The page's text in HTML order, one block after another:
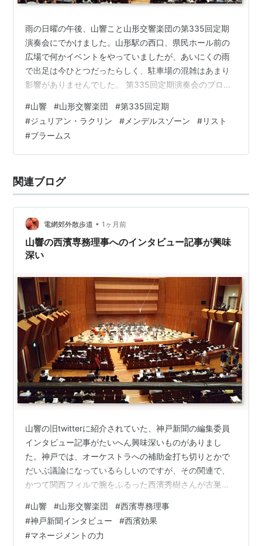
雨の日曜の午後、山響こと山形交響楽団の第335回定期
演奏会にでかけました。山形駅の西口、県民ホール前の
広場で何かイベントをやっていましたが、あいにくの雨
で出足は今ひとつだったらしく、駐車場の混雑はあまり
影響がありませんでした。 第335回定期演奏会のプログ
リン協奏曲 ホ短調 作品64リスト：19のハンガリー狂詩
曲 第２番（管弦楽版）ブラームス：交響曲 第２番 ニ長
調 作品73 指揮・ヴァイオリン：ジュリアン・ラクリン、
演奏：山形交響楽団 というものです。今回の演奏会は、
就任記念と銘打ったもの…
#山響 #山形交響楽団 #第335回定期
#ジュリアン・ラクリン #メンデルスゾーン #リスト
#ブラームス
関連ブログ
電網郊外散歩道 • 1ヶ月前
山響の西濱専務理事へのインタビュー記事が興味
深い
山響の旧twitterに紹介されていた、神戸新聞の編集委員
インタビュー記事がたいへん興味深いものがありまし
た。神戸では、オーケストラへの補助金打ち切りとかで
だいぶ議論になっているらしいのですが、その関連で、
かつて関西フィルで腕をふるった西濱秀樹さんが古巣を
響の専務理事として東日本大震災後の山響再建に取り組
み、成果をあげるに至る経緯とマネージメントの背景と
なる考え方を紹介したものです。 www.kobe-np.co.jp 私
#山響 #山形交響楽団 #西濱専務理事
#神戸新聞インタビュー #西濱効果
#マネージメントの力